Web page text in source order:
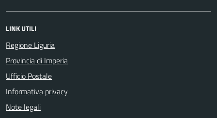
LINK UTILI
Regione Liguria
Provincia di Imperia
Ufficio Postale
Informativa privacy
Note legali